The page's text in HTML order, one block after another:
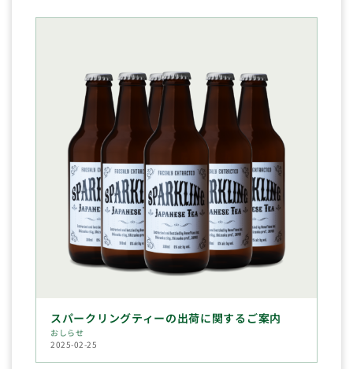
スパークリングティーの出荷に関するご案内
おしらせ
2025-02-25